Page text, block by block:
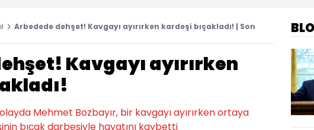
Arbedede dehşet! Kavgayı ayırırken kardeşi bıçakladı! | Son
Kavgayı ayırırken
Mehmet Bozbayır, bir kavgayı ayırırken ortaya
bıçak darbesiyle hayatını kaybetti